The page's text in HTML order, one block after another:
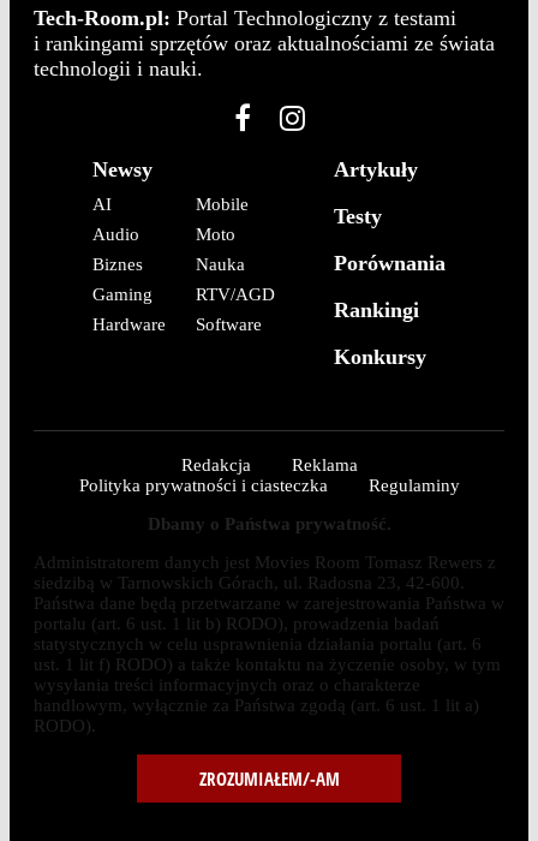
Tech-Room.pl: Portal Technologiczny z testami
i rankingami sprzętów oraz aktualnościami ze świata
technologii i nauki.
Newsy
AI
Audio
Biznes
Gaming
Hardware
Mobile
Moto
Nauka
RTV/AGD
Software
Artykuły
Testy
Porównania
Rankingi
Konkursy
Redakcja
Reklama
Polityka prywatności i ciasteczka
Regulaminy
Dbamy o Państwa prywatność.
Administratorem danych jest Movies Room Tomasz Rewers z
siedzibą w Tarnowskich Górach, ul. Radosna 23, 42-600.
Państwa dane będą przetwarzane w zarejestrowania Państwa w
portalu (art. 6 ust. 1 lit b) RODO), prowadzenia badań
statystycznych w celu usprawnienia działania portalu (art. 6
ust. 1 lit f) RODO) a także kontaktu na życzenie osoby, w tym
wysyłania treści informacyjnych oraz o charakterze
handlowym, wyłącznie za Państwa zgodą (art. 6 ust. 1 lit a)
RODO).
ZROZUMIAŁEM/-AM